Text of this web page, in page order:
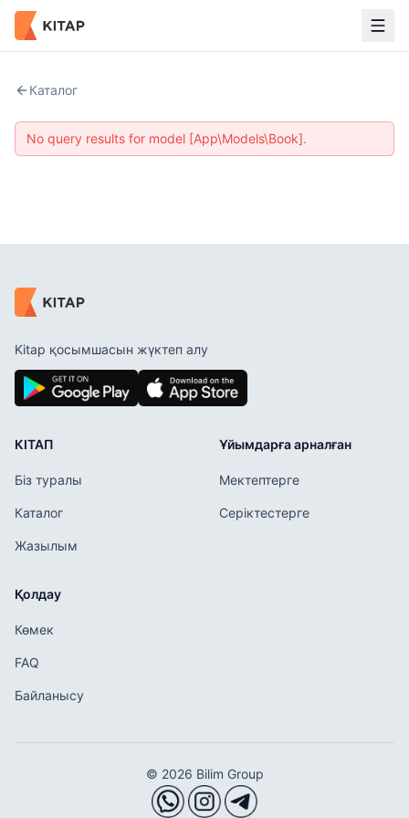
Каталог
No query results for model [App\Models\Book].
Kitap қосымшасын жүктеп алу
КІТАП
Біз туралы
Каталог
Жазылым
Ұйымдарға арналған
Мектептерге
Серіктестерге
Қолдау
Көмек
FAQ
Байланысу
© 2026 Bilim Group